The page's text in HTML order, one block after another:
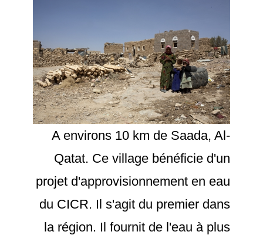
A environs 10 km de Saada, Al-
Qatat. Ce village bénéficie d'un
projet d'approvisionnement en eau
du CICR. Il s'agit du premier dans
la région. Il fournit de l'eau à plus